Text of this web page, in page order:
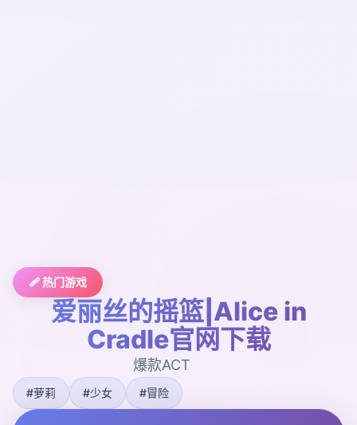
🩹 热门游戏
爱丽丝的摇篮|Alice in
Cradle官网下载
爆款ACT
#萝莉 #少女 #冒险